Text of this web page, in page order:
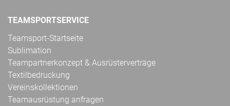
TEAMSPORTSERVICE
Teamsport-Startseite
Sublimation
Teampartnerkonzept & Ausrüsterverträge
Textilbedruckung
Vereinskollektionen
Teamausrüstung anfragen